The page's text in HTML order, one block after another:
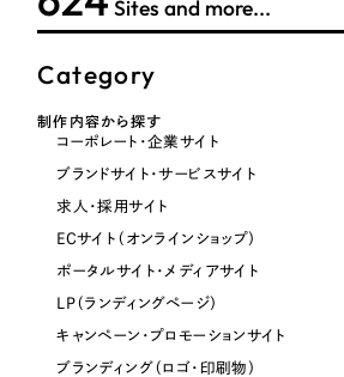
レッド・赤色
オレンジ・橙色
イエロー・黄色
グリーン・緑色
Sites and more...
Category
制作内容から探す
コーポレート・企業サイト
ブランドサイト・サービスサイト
求人・採用サイト
ECサイト（オンラインショップ）
ポータルサイト・メディアサイト
LP（ランディングページ）
キャンペーン・プロモーションサイト
ブランディング（ロゴ・印刷物）